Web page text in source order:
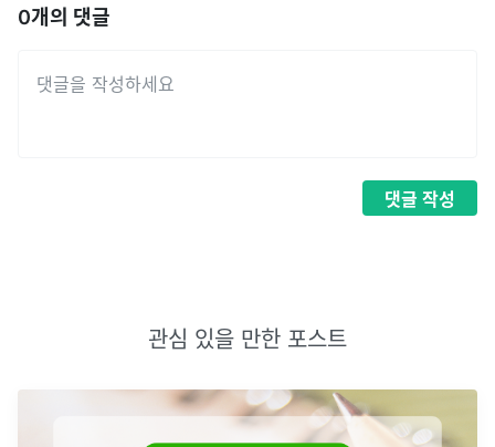
0개의 댓글
댓글 작성
관심 있을 만한 포스트